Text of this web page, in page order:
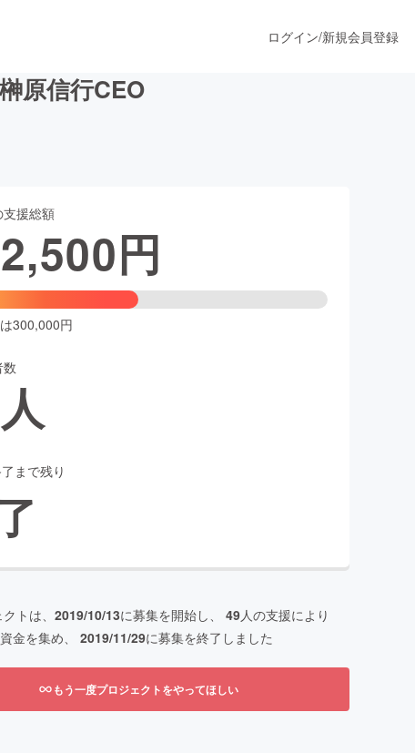
ファッション
ログイン/新規会員登録
原信行CEO
援総額
円
300,000円
人
まで残り
トは、 2019/10/13に募集を開始し、 49人の支援により
金を集め、 2019/11/29に募集を終了しました
もう一度プロジェクトをやってほしい